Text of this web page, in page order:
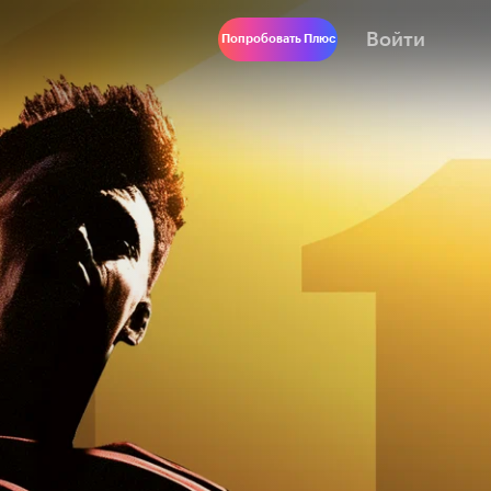
Попробовать Плюс Войти